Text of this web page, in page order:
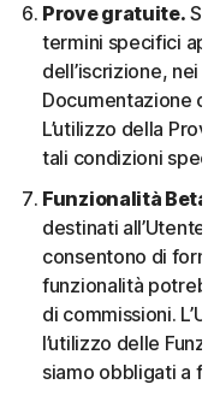
Prove gratuite.
termini specifici
dell’iscrizione, nei
Documentazione
L’utilizzo della
tali condizioni
Funzionalità Beta.
destinati
consentono di
funzionalità
di commissioni.
l’utilizzo delle
siamo obbligati a